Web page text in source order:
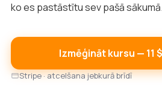
ko es pastāstītu sev pašā sākumā.
Izmēģināt kursu — 11
Stripe · atcelšana jebkurā brīdī